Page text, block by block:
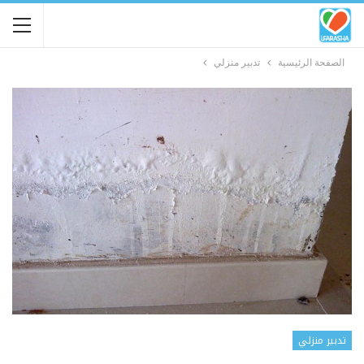
الصفحة الرئيسية تدبير منزلي
تدبير منزلي